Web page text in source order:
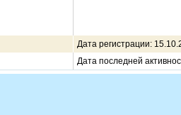
Дата регистрации:
Дата последней